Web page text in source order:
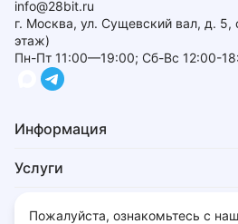
info@28bit.ru
г. Москва, ул. Сущевский вал, д. 5,
этаж)
Пн-Пт 11:00—19:00; Сб-Вс 12:00-
Информация
Услуги
Для покупателей
Пожалуйста, ознакомьтесь с